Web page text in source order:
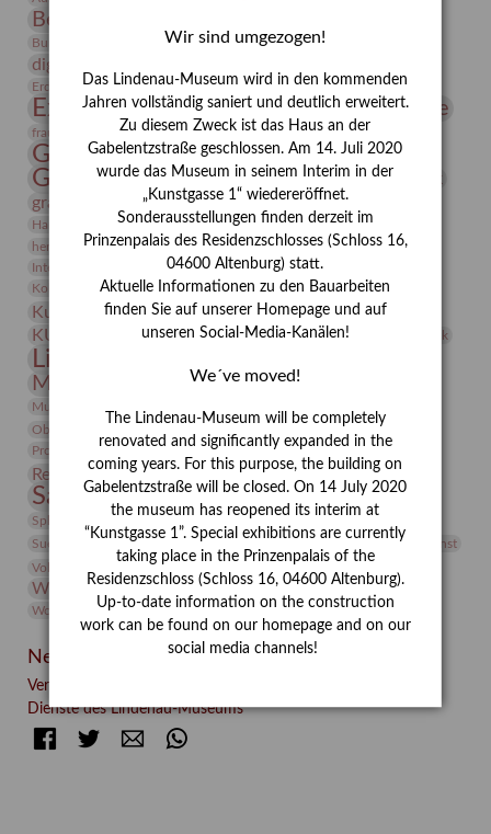
Bernhard August von Lindenau
Burg Posterstein Conrad Felixmüller Depot
digitallabor
Erdmann Julius Dietrich
Erlebnisportal estrusker Exlibris
Expressionismus Festrede Florenz Fotografie
frauen Frauen in der Antike und heute
Gerhard-Altenbourg-Preis
Gerhard Altenbourg
Gerhard Kurt Müller
grafische sammlung griechische Mythologie
Hanns-Conon von der Gabelentz Heinrich Kirchhoff Heldinnen
herman de vries Humboldt
Insekten
Integriertes Schädlingsmanagement
Italien Jahresempfang
Kolosseum
Kooperationsausstellung Korkmodelle Kunst
Kunstmuseum Kunstvermittlung Kunst von Kühl
KUNSTWAND Kurs Künstler Künstlerin Lehmbruck
Lindenau-Museum
Museumsgeschichte Museumsnacht
Museumspädagogik Natur
Objekt im Fokus
Phelloplastik
Pohlhof
Provenienz
Provenienzforschung
Restaurierung Rudi Lesser Ruth Wolf-Rehfeld
Sammlung Samstagszeichner Skulptur
Sonderausstellung
Sphinx
studio Studio Bildende Kunst
Suermondt-Ludwig-Museum
Vermittlung
Videokunst
Volontariat
Walter Rheiner Werefkin
Werkbetrachtung Winter Wissenschaft
Wolf and Dog
Wolf und Hund
Zirkuswoche
Neueste Beiträge
Verschenkt, verkauft, vergessen? – Kunstdetektivinnen im
Dienste des Lindenau-Museums
FacebookTwitter E-mail
Wir sind umgezogen!
Das Lindenau-Museum wird in den kommenden
Jahren vollständig saniert und deutlich erweitert.
Zu diesem Zweck ist das Haus an der
Gabelentzstraße geschlossen. Am 14. Juli 2020
wurde das Museum in seinem Interim in der
„Kunstgasse 1“ wiedereröffnet.
Sonderausstellungen finden derzeit im
Prinzenpalais des Residenzschlosses (Schloss 16,
04600 Altenburg) statt.
Aktuelle Informationen zu den Bauarbeiten
finden Sie auf unserer Homepage und auf
unseren Social-Media-Kanälen!
We´ve moved!
The Lindenau-Museum will be completely
renovated and significantly expanded in the
coming years. For this purpose, the building on
Gabelentzstraße will be closed. On 14 July 2020
the museum has reopened its interim at
“Kunstgasse 1”. Special exhibitions are currently
taking place in the Prinzenpalais of the
Residenzschloss (Schloss 16, 04600 Altenburg).
Up-to-date information on the construction
work can be found on our homepage and on our
social media channels!